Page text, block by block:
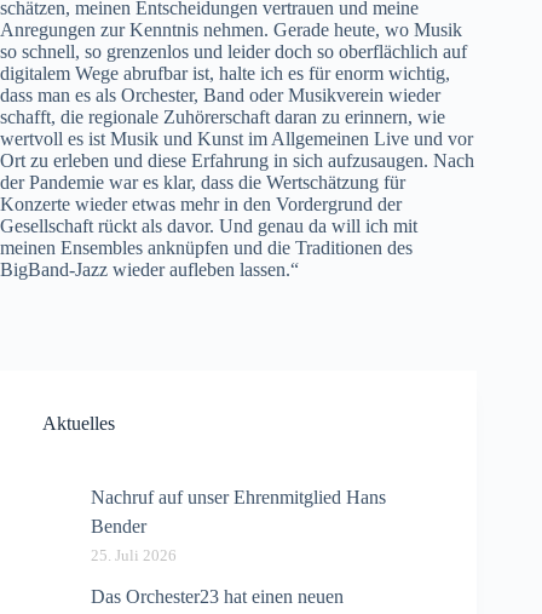
schätzen, meinen Entscheidungen vertrauen und meine
Anregungen zur Kenntnis nehmen. Gerade heute, wo Musik
so schnell, so grenzenlos und leider doch so oberflächlich auf
digitalem Wege abrufbar ist, halte ich es für enorm wichtig,
dass man es als Orchester, Band oder Musikverein wieder
schafft, die regionale Zuhörerschaft daran zu erinnern, wie
wertvoll es ist Musik und Kunst im Allgemeinen Live und vor
Ort zu erleben und diese Erfahrung in sich aufzusaugen. Nach
der Pandemie war es klar, dass die Wertschätzung für
Konzerte wieder etwas mehr in den Vordergrund der
Gesellschaft rückt als davor. Und genau da will ich mit
meinen Ensembles anknüpfen und die Traditionen des
BigBand-Jazz wieder aufleben lassen.“
Aktuelles
Nachruf auf unser Ehrenmitglied Hans
Bender
25. Juli 2026
Das Orchester23 hat einen neuen